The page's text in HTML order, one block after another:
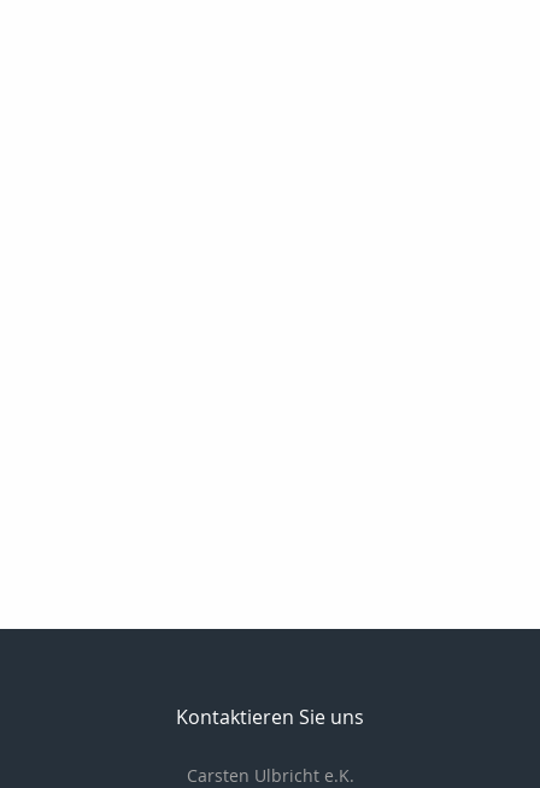
Kontaktieren Sie uns
Carsten Ulbricht e.K.